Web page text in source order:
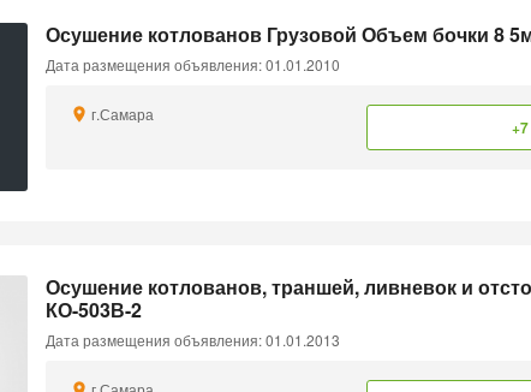
Осушение котлованов Грузовой Объем бочки 8
Дата размещения объявления: 01.01.2010
г.Самара
Осушение котлованов, траншей, ливневок и
КО-503В-2
Дата размещения объявления: 01.01.2013